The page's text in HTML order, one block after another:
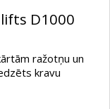
D1000
ražotņu un
kravu